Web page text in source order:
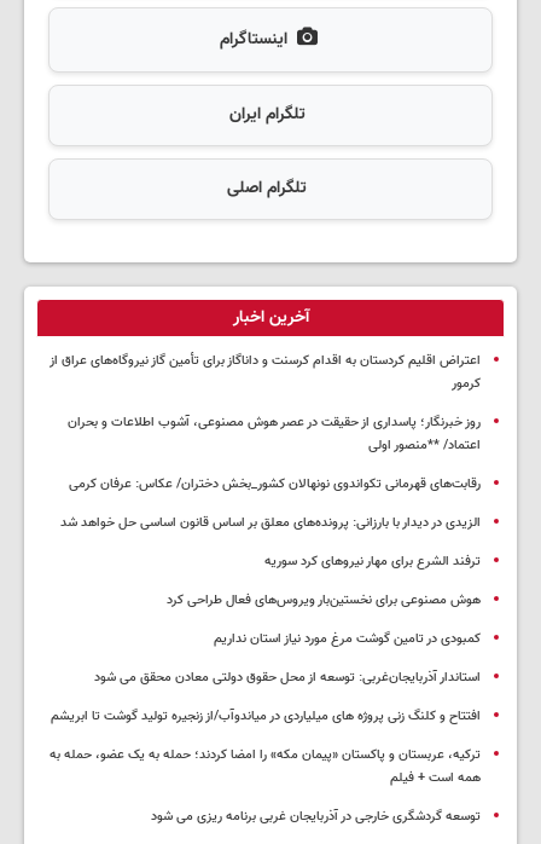
اینستاگرام
تلگرام ایران
تلگرام اصلی
آخرین اخبار
اعتراض اقلیم کردستان به اقدام کرسنت و داناگاز برای تأمین گاز نیروگاه‌های عراق از
کرمور
روز خبرنگار؛ پاسداری از حقیقت در عصر هوش مصنوعی، آشوب اطلاعات و بحران
اعتماد/ **منصور اولی
رقابت‌های قهرمانی تکواندوی نونهالان کشور_بخش دختران/ عکاس: عرفان کرمی
الزیدی در دیدار با بارزانی: پرونده‌های معلق بر اساس قانون اساسی حل خواهد شد
ترفند الشرع برای مهار نیروهای کرد سوریه
هوش مصنوعی برای نخستین‌بار ویروس‌های فعال طراحی کرد
کمبودی در تامین گوشت مرغ مورد نیاز استان نداریم
استاندار آذربایجان‌غربی: توسعه از محل حقوق دولتی معادن محقق می شود
افتتاح و کلنگ زنی پروژه های میلیاردی در میاندوآب/از زنجیره تولید گوشت تا ابریشم
ترکیه، عربستان و پاکستان «پیمان مکه» را امضا کردند؛ حمله به یک عضو، حمله به
همه است + فیلم
توسعه گردشگری خارجی در آذربایجان غربی برنامه ریزی می شود